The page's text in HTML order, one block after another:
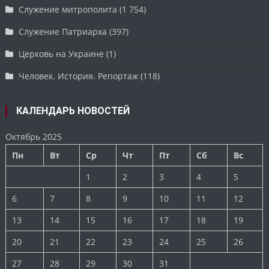
Служение митрополита (1 754)
Служение Патриарха (397)
Церковь на Украине (1)
Человек. История. Репортаж (118)
КАЛЕНДАРЬ НОВОСТЕЙ
Октябрь 2025
Пн
Вт Ср Чт Пт Сб
Вс
1
2 3 4
5
6
7 8 9 10 11
12
13
14 15 16 17 18
19
20
21 22 23 24 25
26
27
28 29 30 31